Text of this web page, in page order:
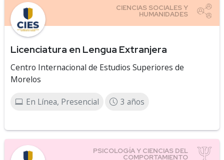
Licenciatura en Lengua Extranjera
Centro Internacional de Estudios Superiores de
Morelos
En Línea, Presencial 3 años